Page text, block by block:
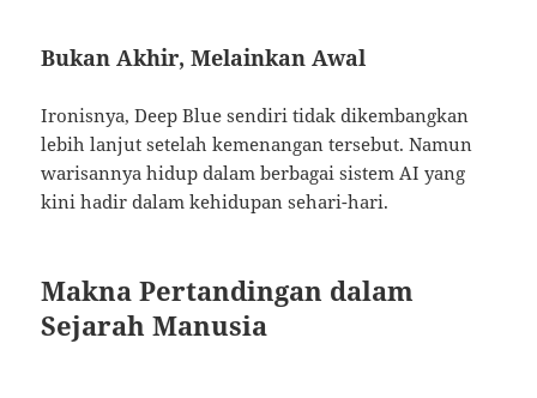
Bukan Akhir, Melainkan Awal
Ironisnya, Deep Blue sendiri tidak dikembangkan
lebih lanjut setelah kemenangan tersebut. Namun
warisannya hidup dalam berbagai sistem AI yang
kini hadir dalam kehidupan sehari-hari.
Makna Pertandingan dalam
Sejarah Manusia